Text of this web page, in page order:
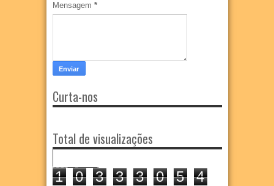
Mensagem *
Curta-nos
Total de visualizações
1 0 3 3 3 0 5 4